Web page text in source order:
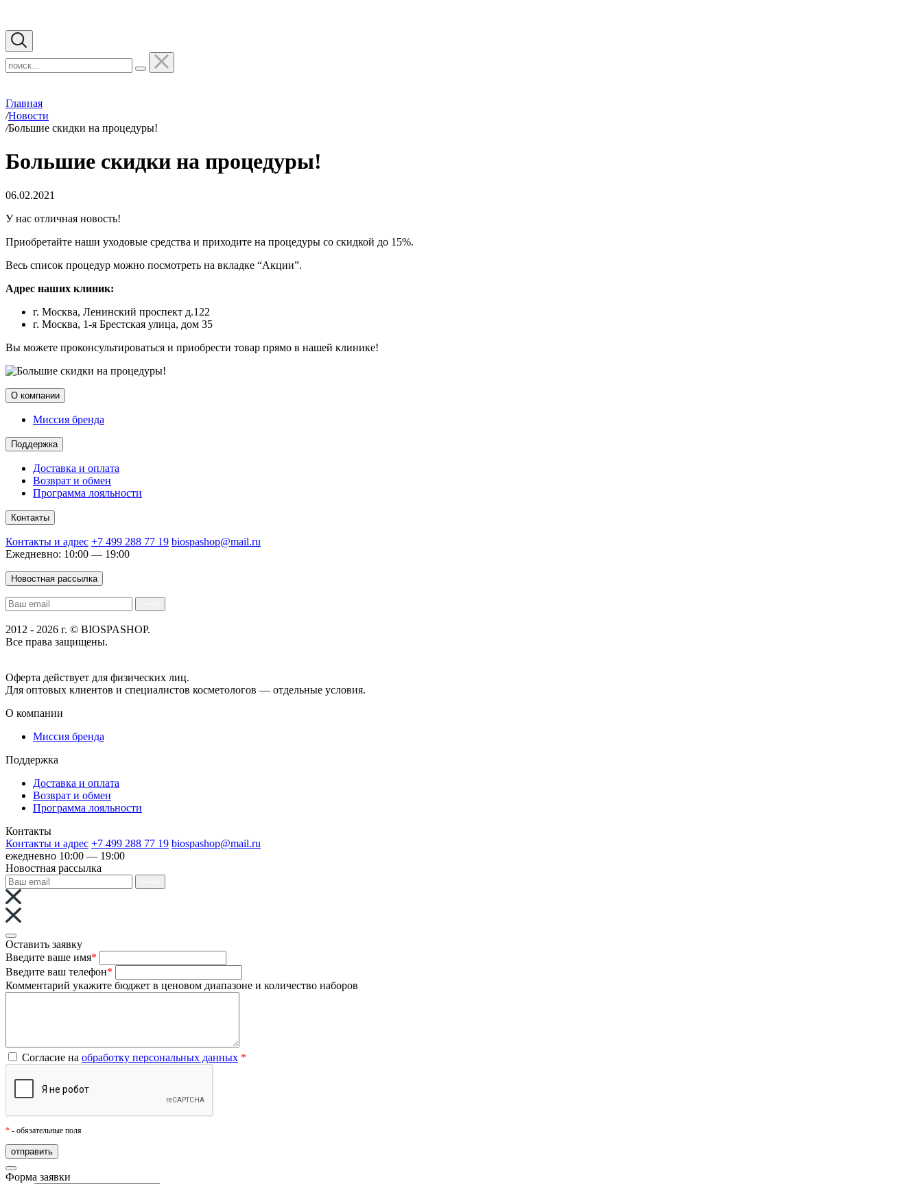
Главная
/Новости
/Большие скидки на процедуры!
Большие скидки на процедуры!
06.02.2021
У нас отличная новость!
Приобретайте наши уходовые средства и приходите на процедуры со скидкой до 15%.
Весь список процедур можно посмотреть на вкладке “Акции”.
Адрес наших клиник:
г. Москва, Ленинский проспект д.122
г. Москва, 1-я Брестская улица, дом 35
Вы можете проконсультироваться и приобрести товар прямо в нашей клинике!
О компании
Миссия бренда
Поддержка
Доставка и оплата
Возврат и обмен
Программа лояльности
Контакты
Контакты и адрес +7 499 288 77 19 biospashop@mail.ru
Ежедневно: 10:00 — 19:00
Новостная рассылка
2012 - 2026 г. © BIOSPASHOP.
Все права защищены.
Оферта действует для физических лиц.
Для оптовых клиентов и специалистов косметологов — отдельные условия.
О компании
Миссия бренда
Поддержка
Доставка и оплата
Возврат и обмен
Программа лояльности
Контакты
Контакты и адрес +7 499 288 77 19 biospashop@mail.ru
ежедневно 10:00 — 19:00
Новостная рассылка
Оставить заявку
Введите ваше имя*
Введите ваш телефон*
Комментарий укажите бюджет в ценовом диапазоне и количество наборов
Согласие на обработку персональных данных *
* - обязательные поля
Форма заявки